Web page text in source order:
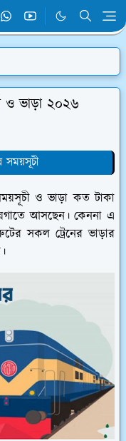
ও ভাড়া ২০২৬
সময়সূচী
ও ভাড়া কত টাকা
আসছেন। কেননা এ
সকল ট্রেনের ভাড়ার